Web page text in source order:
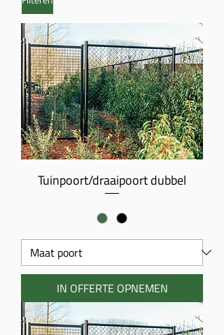
Tuinpoort/draaipoort dubbel
IN OFFERTE OPNEMEN